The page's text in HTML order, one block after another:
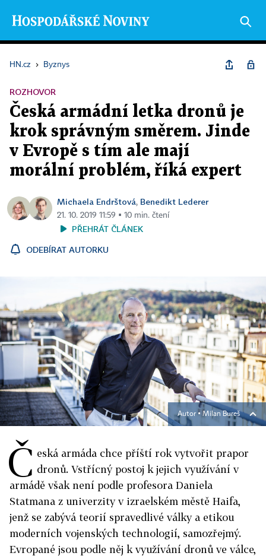
HN.cz › Byznys
ROZHOVOR
Česká armádní letka dronů je
krok správným směrem. Jinde
v Evropě s tím ale mají
morální problém, říká expert
Michaela Endrštová, Benedikt Lederer
21. 10. 2019 11:59 ▪ 10 min. čtení
PŘEHRÁT ČLÁNEK
ODEBÍRAT AUTORKU
Autor ▪ Milan Bureš
Č eská armáda chce příští rok vytvořit prapor
dronů. Vstřícný postoj k jejich využívání v
armádě však není podle profesora Daniela
Statmana z univerzity v izraelském městě Haifa,
jenž se zabývá teorií spravedlivé války a etikou
moderních vojenských technologií, samozřejmý.
Evropané jsou podle něj k využívání dronů ve válce,